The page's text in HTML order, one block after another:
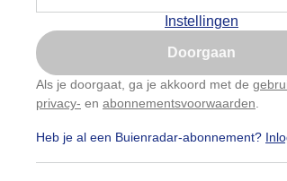
Instellingen
Doorgaan
Als je doorgaat, ga je akkoord met de
privacy- en abonnementsvoorwaarden
Heb je al een Buienradar-abonnement?
Is goed, toon de popup
Nu niet, misschien later
Gebruik je Safari en wil je niet elke dag
Klikhierom dit aan te